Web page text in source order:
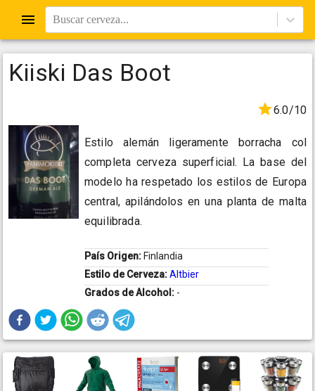
Buscar cerveza...
Kiiski Das Boot
6.0/10
Estilo alemán ligeramente borracha col
completa cerveza superficial. La base del
modelo ha respetado los estilos de Europa
central, apilándolos en una planta de malta
equilibrada.
País Origen: Finlandia
Estilo de Cerveza:Altbier
Grados de Alcohol: -